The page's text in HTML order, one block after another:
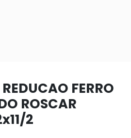
FERRO
ROSCAR
2